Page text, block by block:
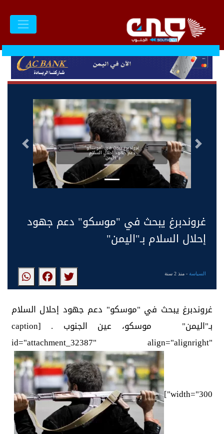
غروندبرغ يبحث في "موسكو"
دعم جهود إحلال السلام
بـ"اليمن"
التالى السابق
غروندبرغ يبحث في "موسكو" دعم جهود
إحلال السلام بـ"اليمن"
السياسة- منذ 2 سنة
غروندبرغ يبحث في "موسكو" دعم جهود إحلال السلام
بـ"اليمن" موسكو، عين الجنوب . [caption
id="attachment_32387" align="alignright"
width="300"]